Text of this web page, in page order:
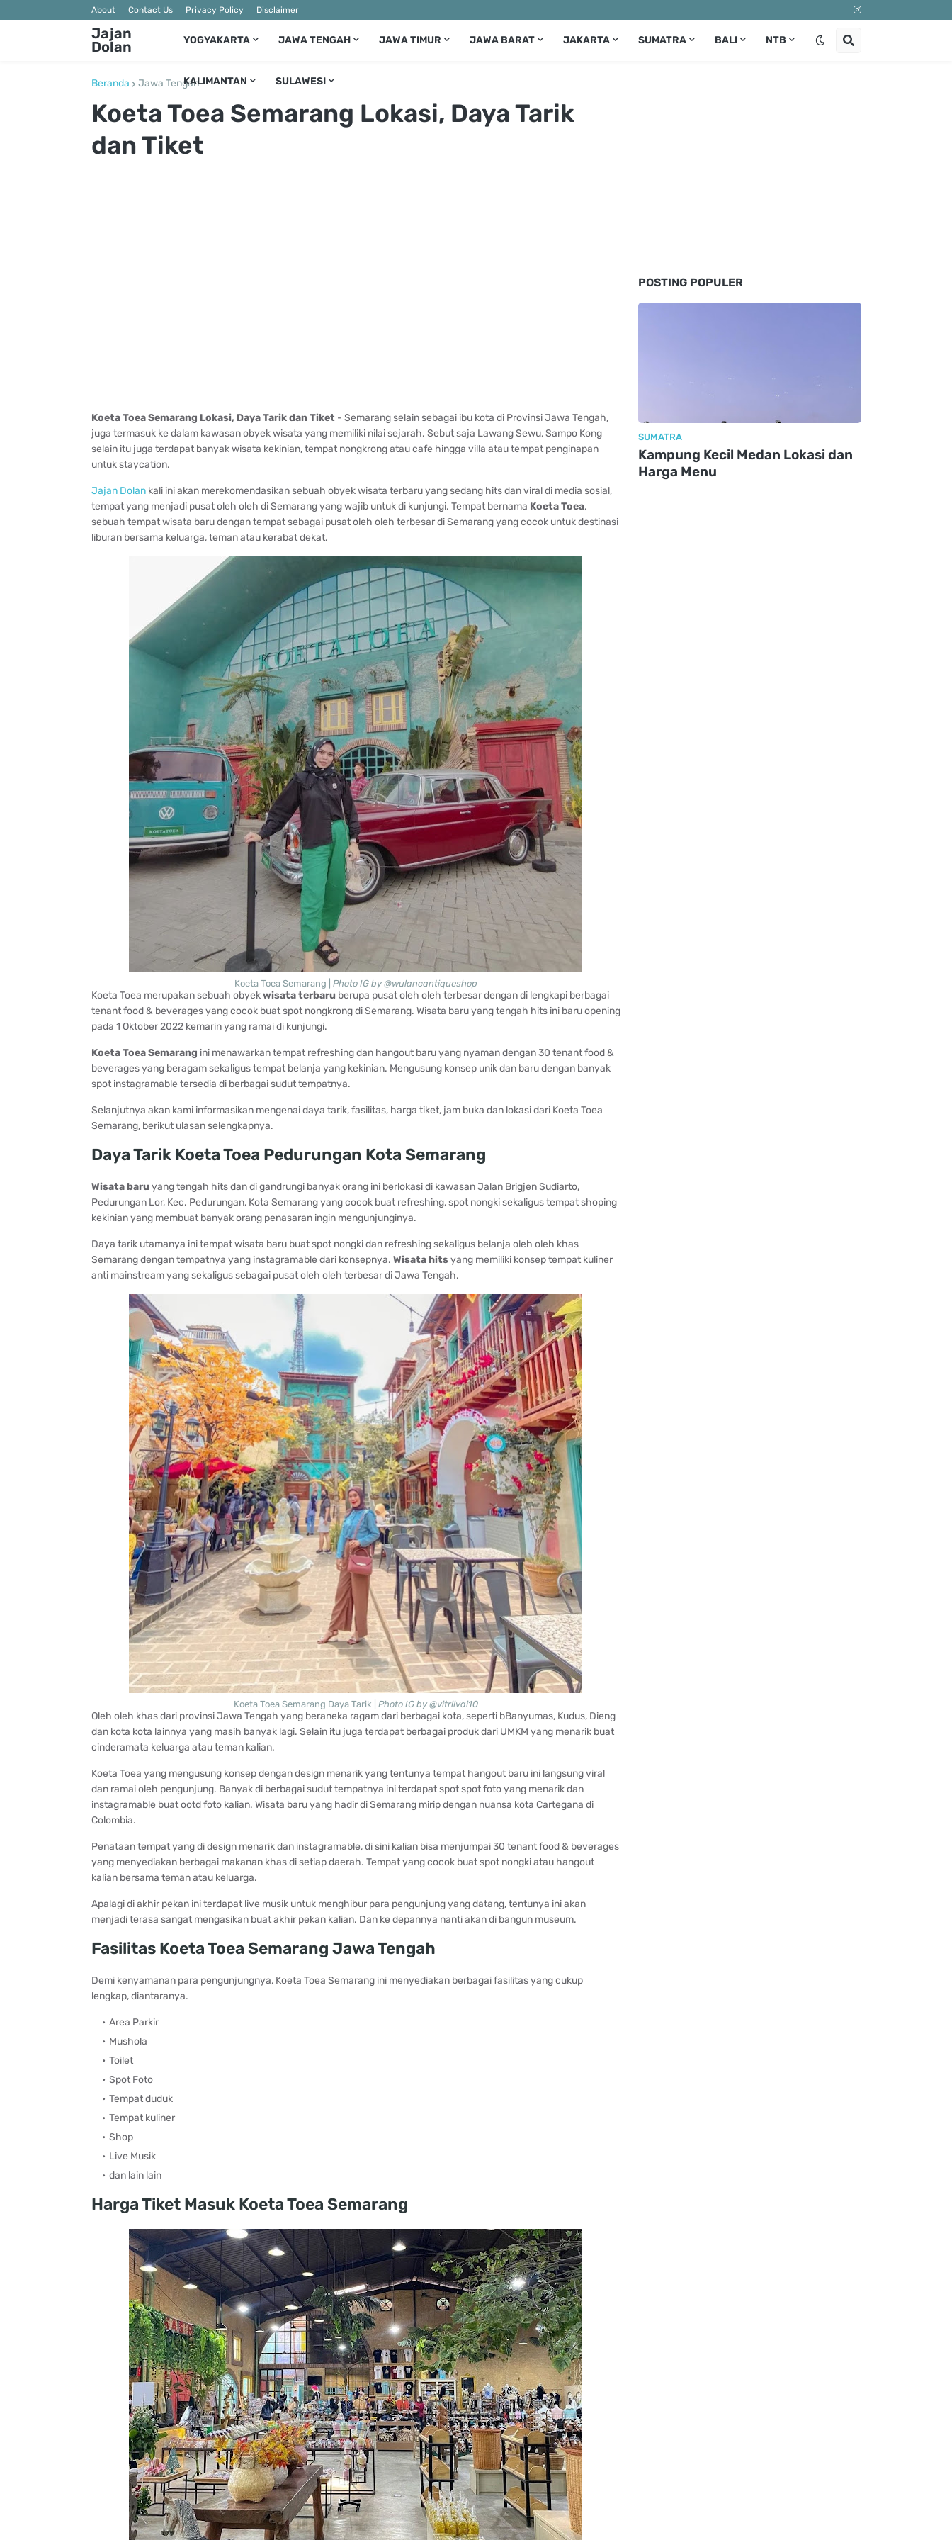
About Contact Us Privacy Policy Disclaimer
Jajan
Dolan YOGYAKARTA JAWA TENGAH JAWA TIMUR JAWA BARAT JAKARTA SUMATRA BALI NTB
KALIMANTAN SULAWESI
Beranda Jawa Tengah
Koeta Toea Semarang Lokasi, Daya Tarik
dan Tiket
Koeta Toea Semarang Lokasi, Daya Tarik dan Tiket- Semarang selain sebagai ibu kota di Provinsi Jawa Tengah,
juga termasuk ke dalam kawasan obyek wisata yang memiliki nilai sejarah. Sebut saja Lawang Sewu, Sampo Kong
selain itu juga terdapat banyak wisata kekinian, tempat nongkrong atau cafe hingga villa atau tempat penginapan
untuk staycation.
Jajan Dolankali ini akan merekomendasikan sebuah obyek wisata terbaru yang sedang hits dan viral di media sosial,
tempat yang menjadi pusat oleh oleh di Semarang yang wajib untuk di kunjungi. Tempat bernama Koeta Toea,
sebuah tempat wisata baru dengan tempat sebagai pusat oleh oleh terbesar di Semarang yang cocok untuk destinasi
liburan bersama keluarga, teman atau kerabat dekat.
Koeta Toea Semarang | Photo IG by @wulancantiqueshop
Koeta Toea merupakan sebuah obyekwisata terbaruberupa pusat oleh oleh terbesar dengan di lengkapi berbagai
tenant food & beverages yang cocok buat spot nongkrong di Semarang. Wisata baru yang tengah hits ini baru opening
pada 1 Oktober 2022 kemarin yang ramai di kunjungi.
Koeta Toea Semarang ini menawarkan tempat refreshing dan hangout baru yang nyaman dengan 30 tenant food &
beverages yang beragam sekaligus tempat belanja yang kekinian. Mengusung konsep unik dan baru dengan banyak
spot instagramable tersedia di berbagai sudut tempatnya.
Selanjutnya akan kami informasikan mengenai daya tarik, fasilitas, harga tiket, jam buka dan lokasi dari Koeta Toea
Semarang, berikut ulasan selengkapnya.
Daya Tarik Koeta Toea Pedurungan Kota Semarang
Wisata baruyang tengah hits dan di gandrungi banyak orang ini berlokasi di kawasan Jalan Brigjen Sudiarto,
Pedurungan Lor, Kec. Pedurungan, Kota Semarang yang cocok buat refreshing, spot nongki sekaligus tempat shoping
kekinian yang membuat banyak orang penasaran ingin mengunjunginya.
Daya tarik utamanya ini tempat wisata baru buat spot nongki dan refreshing sekaligus belanja oleh oleh khas
Semarang dengan tempatnya yang instagramable dari konsepnya. Wisata hitsyang memiliki konsep tempat kuliner
anti mainstream yang sekaligus sebagai pusat oleh oleh terbesar di Jawa Tengah.
Koeta Toea Semarang Daya Tarik | Photo IG by @vitriivai10
Oleh oleh khas dari provinsi Jawa Tengah yang beraneka ragam dari berbagai kota, seperti bBanyumas, Kudus, Dieng
dan kota kota lainnya yang masih banyak lagi. Selain itu juga terdapat berbagai produk dari UMKM yang menarik buat
cinderamata keluarga atau teman kalian.
Koeta Toea yang mengusung konsep dengan design menarik yang tentunya tempat hangout baru ini langsung viral
dan ramai oleh pengunjung. Banyak di berbagai sudut tempatnya ini terdapat spot spot foto yang menarik dan
instagramable buat ootd foto kalian. Wisata baru yang hadir di Semarang mirip dengan nuansa kota Cartegana di
Colombia.
Penataan tempat yang di design menarik dan instagramable, di sini kalian bisa menjumpai 30 tenant food & beverages
yang menyediakan berbagai makanan khas di setiap daerah. Tempat yang cocok buat spot nongki atau hangout
kalian bersama teman atau keluarga.
Apalagi di akhir pekan ini terdapat live musik untuk menghibur para pengunjung yang datang, tentunya ini akan
menjadi terasa sangat mengasikan buat akhir pekan kalian. Dan ke depannya nanti akan di bangun museum.
Fasilitas Koeta Toea Semarang Jawa Tengah
Demi kenyamanan para pengunjungnya, Koeta Toea Semarang ini menyediakan berbagai fasilitas yang cukup
lengkap, diantaranya.
Area Parkir
Mushola
Toilet
Spot Foto
Tempat duduk
Tempat kuliner
Shop
Live Musik
dan lain lain
Harga Tiket Masuk Koeta Toea Semarang
POSTING POPULER
SUMATRA
Kampung Kecil Medan Lokasi dan
Harga Menu